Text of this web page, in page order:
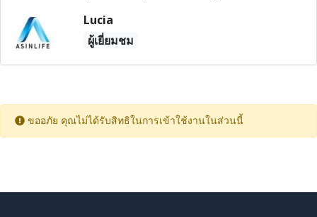
Lucia
ผู้เยี่ยมชม
ขออภัย คุณไม่ได้รับสิทธิในการเข้าใช้งานในส่วนนี้